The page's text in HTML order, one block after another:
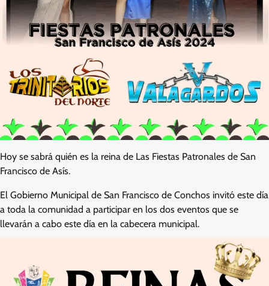
Hoy se sabrá quién es la reina de Las Fiestas Patronales de San
Francisco de Asís.
El Gobierno Municipal de San Francisco de Conchos invitó este día
a toda la comunidad a participar en los dos eventos que se
llevarán a cabo este día en la cabecera municipal.